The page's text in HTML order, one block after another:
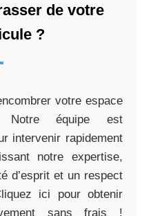
de votre
?
votre espace
Notre équipe est
intervenir rapidement
notre expertise,
d’esprit et un respect
ici pour obtenir
sans frais !